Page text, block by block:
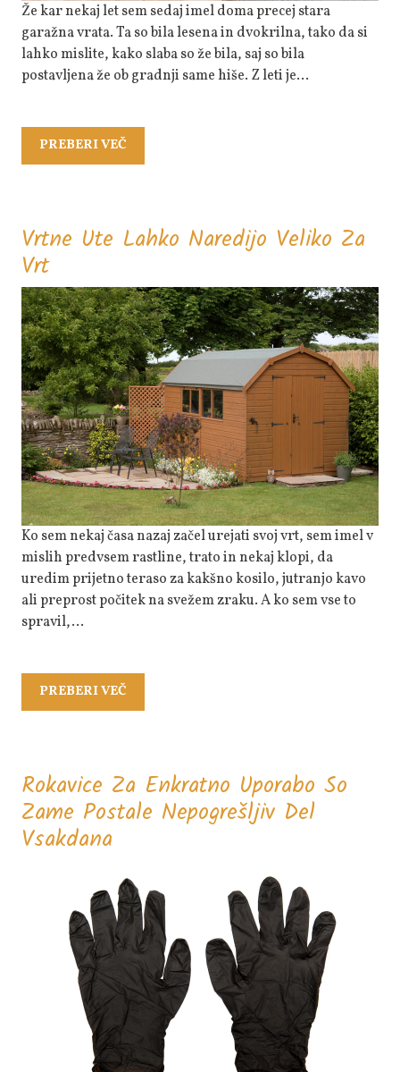
Že kar nekaj let sem sedaj imel doma precej stara
garažna vrata. Ta so bila lesena in dvokrilna, tako da si
lahko mislite, kako slaba so že bila, saj so bila
postavljena že ob gradnji same hiše. Z leti je…
PREBERI VEČ
VEČ
Vrtne Ute Lahko Naredijo Veliko Za
VrtVrtne
Ute
Lahko
Naredijo
Veliko
Za
Vrt
Ko sem nekaj časa nazaj začel urejati svoj vrt, sem imel v
mislih predvsem rastline, trato in nekaj klopi, da
uredim prijetno teraso za kakšno kosilo, jutranjo kavo
ali preprost počitek na svežem zraku. A ko sem vse to
spravil,…
PREBERI VEČ
VEČ
Rokavice Za Enkratno Uporabo So
Zame Postale Nepogrešljiv Del
Vsakdana
Enkratno
Uporabo
So
Zame
Postale
Nepogrešljiv
Del